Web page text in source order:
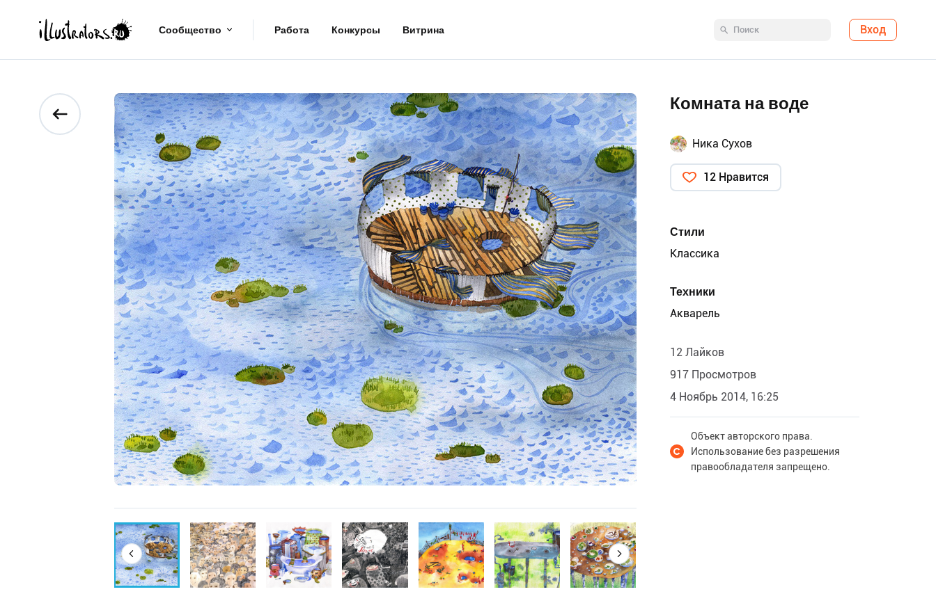
Сообщество Работа Конкурсы Витрина Вход
Комната на воде
Ника Сухов
12 Нравится
Стили
Классика
Техники
Акварель
12 Лайков
917 Просмотров
4 Ноябрь 2014, 16:25
Объект авторского права.
Использование без разрешения
правообладателя запрещено.